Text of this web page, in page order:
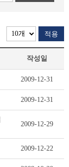
적용
작성일
2009-12-31
2009-12-31
2009-12-29
2009-12-22